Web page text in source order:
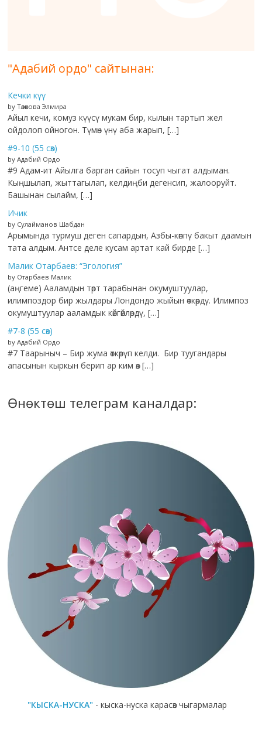
"Адабий ордо" сайтынан:
Кечки күү
by Төлөкова Элмира
Айыл кечи, комуз күүсү мукам бир, кылын тартып жел
ойдолоп ойногон. Түмөн үнү аба жарып, […]
#9-10 (55 сөз)
by Адабий Ордо
#9 Адам-ит Айылга барган сайын тосуп чыгат алдыман.
Кыңшылап, жыттагылап, келдиңби дегенсип, жалооруйт.
Башынан сылайм, […]
Ичик
by Сулайманов Шабдан
Арымында турмуш деген сапардын, Азбы-көппү бакыт даамын
тата алдым. Антсе деле кусам артат кай бирде […]
Малик Отарбаев: “Эгология”
by Отарбаев Малик
(аңгеме) Ааламдын төрт тарабынан окумуштуулар,
илимпоздор бир жылдары Лондондо жыйын өткөрдү. Илимпоз
окумуштуулар ааламдык көйгөйлөрдү, […]
#7-8 (55 сөз)
by Адабий Ордо
#7 Таарыныч – Бир жума өткөрүп келди. Бир туугандары
апасынын кыркын берип ар ким өз […]
Өнөктөш телеграм каналдар:
"КЫСКА-НУСКА" - кыска-нуска карасөз чыгармалар